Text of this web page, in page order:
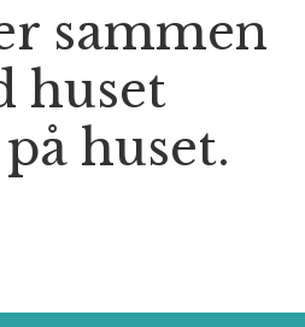
sammen
huset
huset.